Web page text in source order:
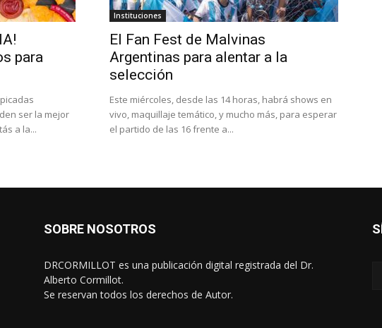
para
ser la mejor
a la...
Instituciones
El Fan Fest de Malvinas
Argentinas para alentar a la
selección
Este miércoles, desde las 14 horas, habrá shows en
vivo, maquillaje temático, y mucho más, para esperar
el partido de las 16 frente a...
SOBRE NOSOTROS
DRCORMILLOT es una publicación digital registrada del Dr.
Alberto Cormillot.
Se reservan todos los derechos de Autor.